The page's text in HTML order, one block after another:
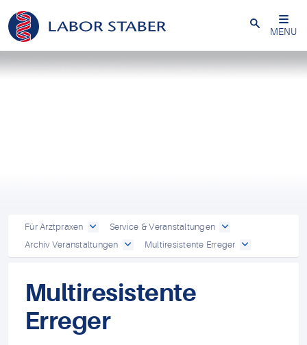
Schließen
MENU
Für Arztpraxen
Service & Veranstaltungen
Archiv Veranstaltungen
Multiresistente Erreger
Multiresistente
Erreger